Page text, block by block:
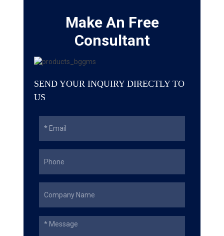
Make An Free
Consultant
SEND YOUR INQUIRY DIRECTLY TO
US